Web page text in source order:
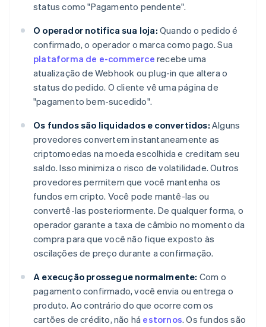
status como "Pagamento pendente".
O operador notifica sua loja: Quando o pedido é
confirmado, o operador o marca como pago. Sua
plataforma de e-commerce recebe uma
atualização de Webhook ou plug-in que altera o
status do pedido. O cliente vê uma página de
"pagamento bem-sucedido".
Os fundos são liquidados e convertidos: Alguns
provedores convertem instantaneamente as
criptomoedas na moeda escolhida e creditam seu
saldo. Isso minimiza o risco de volatilidade. Outros
provedores permitem que você mantenha os
fundos em cripto. Você pode mantê-las ou
convertê-las posteriormente. De qualquer forma, o
operador garante a taxa de câmbio no momento da
compra para que você não fique exposto às
oscilações de preço durante a confirmação.
A execução prossegue normalmente: Com o
pagamento confirmado, você envia ou entrega o
produto. Ao contrário do que ocorre com os
cartões de crédito, não há estornos. Os fundos são